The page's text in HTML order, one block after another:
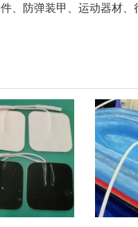
防弹装甲、运动器材